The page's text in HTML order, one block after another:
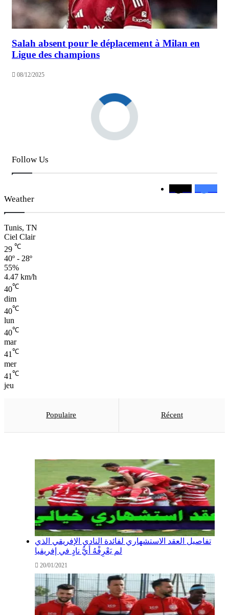
Salah absent pour le déplacement à Milan en
Ligue des champions
08/12/2025
Follow Us
Weather
Tunis, TN
Ciel Clair
29 ℃
40º - 28º
55%
4.47 km/h
40℃
dim
40℃
lun
40℃
mar
41℃
mer
41 ℃
jeu
Populaire Récent
تفاصيل العقد الاستشهاري لفائدة النادي الإفريقي الذي
لم يَعْرِفْهُ أيُّ نادٍ في إفريقيا
20/01/2021